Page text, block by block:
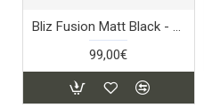
Bliz Fusion Matt Black - Smoke & Blue Mirror
99,00€